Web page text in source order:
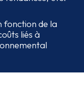
fonction de la
liés à